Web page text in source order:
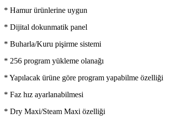
* Hamur ürünlerine uygun
* Dijital dokunmatik panel
* Buharla/Kuru pişirme sistemi
* 256 program yükleme olanağı
* Yapılacak ürüne göre program yapabilme özelliği
* Faz hız ayarlanabilmesi
* Dry Maxi/Steam Maxi özelliği